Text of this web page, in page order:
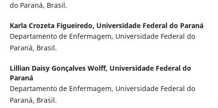
do Paraná, Brasil.
Karla Crozeta Figueiredo, Universidade Federal do Paraná
Departamento de Enfermagem, Universidade Federal do
Paraná, Brasil.
Lillian Daisy Gonçalves Wolff, Universidade Federal do
Paraná
Departamento de Enfermagem, Universidade Federal do
Paraná, Brasil.